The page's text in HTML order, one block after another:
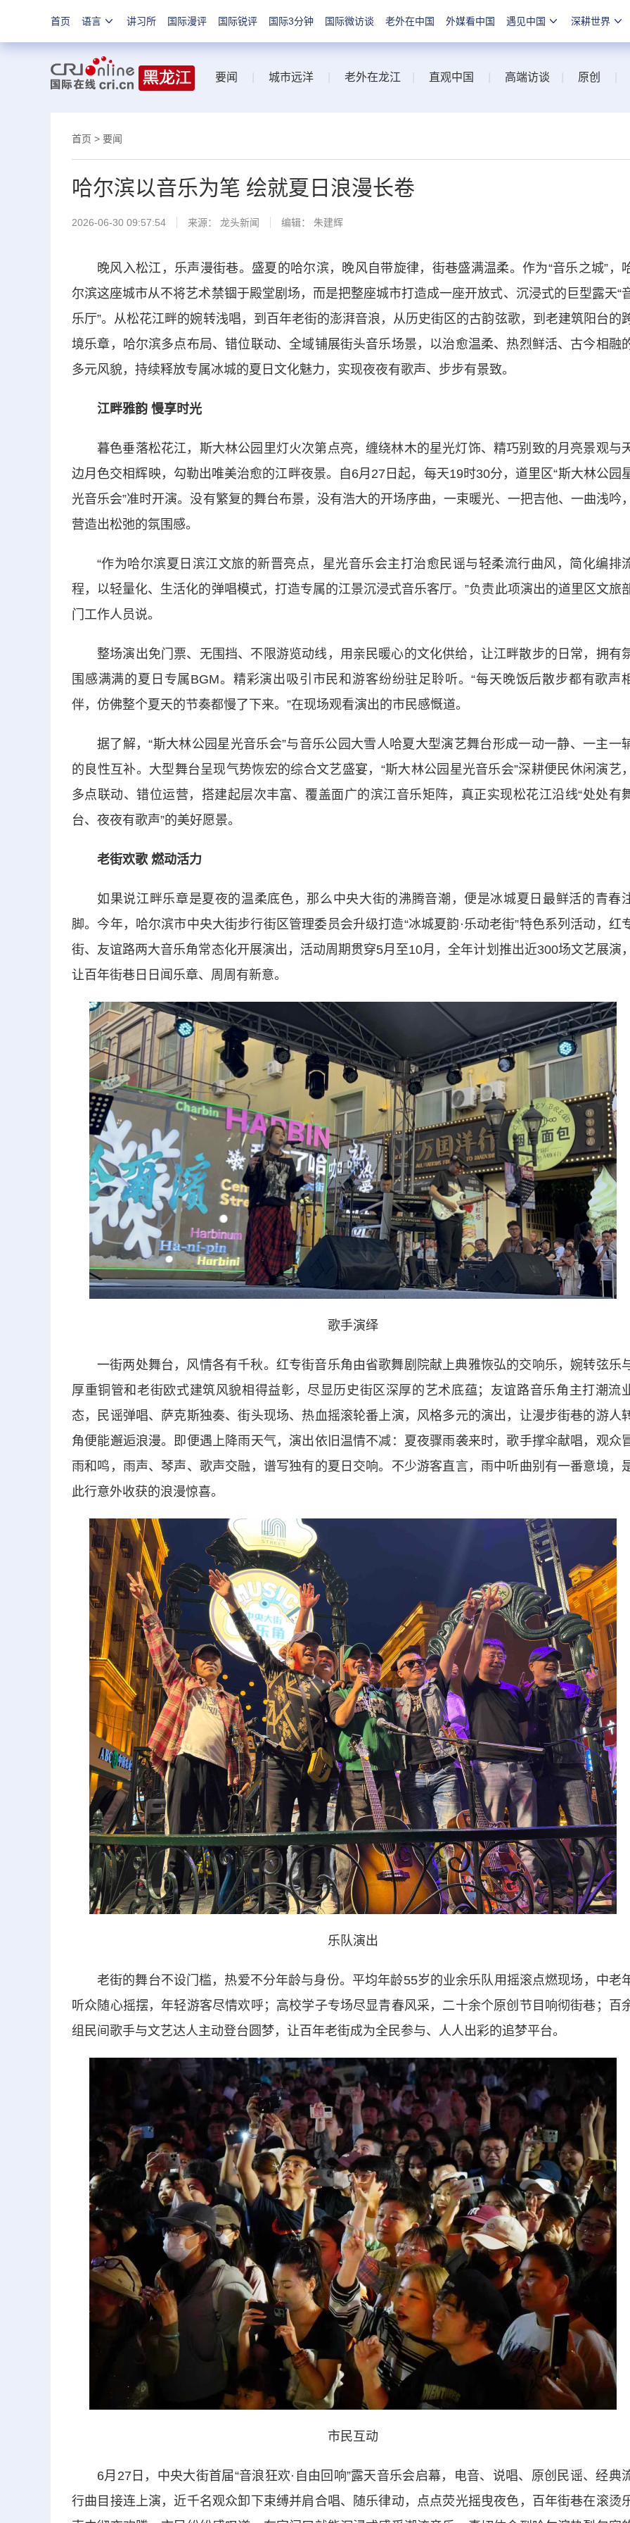
首页 语言 讲习所 国际漫评 国际锐评 国际3分钟 国际微访谈 老外在中国 外媒看中国 遇见中国 深耕世界
要闻 城市远洋 老外在龙江 直观中国 高端访谈 原创
首页 > 要闻
哈尔滨以音乐为笔 绘就夏日浪漫长卷
2026-06-30 09:57:54 来源： 龙头新闻 编辑： 朱建辉
晚风入松江，乐声漫街巷。盛夏的哈尔滨，晚风自带旋律，街巷盛满温柔。作为“音乐之城”，
尔滨这座城市从不将艺术禁锢于殿堂剧场，而是把整座城市打造成一座开放式、沉浸式的巨型露天“
乐厅”。从松花江畔的婉转浅唱，到百年老街的澎湃音浪，从历史街区的古韵弦歌，到老建筑阳台的
境乐章，哈尔滨多点布局、错位联动、全域铺展街头音乐场景，以治愈温柔、热烈鲜活、古今相融
多元风貌，持续释放专属冰城的夏日文化魅力，实现夜夜有歌声、步步有景致。
江畔雅韵 慢享时光
暮色垂落松花江，斯大林公园里灯火次第点亮，缠绕林木的星光灯饰、精巧别致的月亮景观与
边月色交相辉映，勾勒出唯美治愈的江畔夜景。自6月27日起，每天19时30分，道里区“斯大林公园
光音乐会”准时开演。没有繁复的舞台布景，没有浩大的开场序曲，一束暖光、一把吉他、一曲浅吟
营造出松弛的氛围感。
“作为哈尔滨夏日滨江文旅的新晋亮点，星光音乐会主打治愈民谣与轻柔流行曲风，简化编排
程，以轻量化、生活化的弹唱模式，打造专属的江景沉浸式音乐客厅。”负责此项演出的道里区文旅
门工作人员说。
整场演出免门票、无围挡、不限游览动线，用亲民暖心的文化供给，让江畔散步的日常，拥有
围感满满的夏日专属BGM。精彩演出吸引市民和游客纷纷驻足聆听。“每天晚饭后散步都有歌声
伴，仿佛整个夏天的节奏都慢了下来。”在现场观看演出的市民感慨道。
据了解，“斯大林公园星光音乐会”与音乐公园大雪人哈夏大型演艺舞台形成一动一静、一主一
的良性互补。大型舞台呈现气势恢宏的综合文艺盛宴，“斯大林公园星光音乐会”深耕便民休闲演艺
多点联动、错位运营，搭建起层次丰富、覆盖面广的滨江音乐矩阵，真正实现松花江沿线“处处有
台、夜夜有歌声”的美好愿景。
老街欢歌 燃动活力
如果说江畔乐章是夏夜的温柔底色，那么中央大街的沸腾音潮，便是冰城夏日最鲜活的青春
脚。今年，哈尔滨市中央大街步行街区管理委员会升级打造“冰城夏韵·乐动老街”特色系列活动，红
街、友谊路两大音乐角常态化开展演出，活动周期贯穿5月至10月，全年计划推出近300场文艺展演
让百年街巷日日闻乐章、周周有新意。
歌手演绎
一街两处舞台，风情各有千秋。红专街音乐角由省歌舞剧院献上典雅恢弘的交响乐，婉转弦乐
厚重铜管和老街欧式建筑风貌相得益彰，尽显历史街区深厚的艺术底蕴；友谊路音乐角主打潮流
态，民谣弹唱、萨克斯独奏、街头现场、热血摇滚轮番上演，风格多元的演出，让漫步街巷的游人
角便能邂逅浪漫。即便遇上降雨天气，演出依旧温情不减：夏夜骤雨袭来时，歌手撑伞献唱，观众
雨和鸣，雨声、琴声、歌声交融，谱写独有的夏日交响。不少游客直言，雨中听曲别有一番意境，
此行意外收获的浪漫惊喜。
乐队演出
老街的舞台不设门槛，热爱不分年龄与身份。平均年龄55岁的业余乐队用摇滚点燃现场，中老
听众随心摇摆，年轻游客尽情欢呼；高校学子专场尽显青春风采，二十余个原创节目响彻街巷；百
组民间歌手与文艺达人主动登台圆梦，让百年老街成为全民参与、人人出彩的追梦平台。
市民互动
6月27日，中央大街首届“音浪狂欢·自由回响”露天音乐会启幕，电音、说唱、原创民谣、经典
行曲目接连上演，近千名观众卸下束缚并肩合唱、随乐律动，点点荧光摇曳夜色，百年街巷在滚烫